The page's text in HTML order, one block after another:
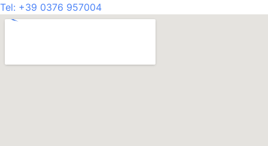
Tel: +39 0376 957004